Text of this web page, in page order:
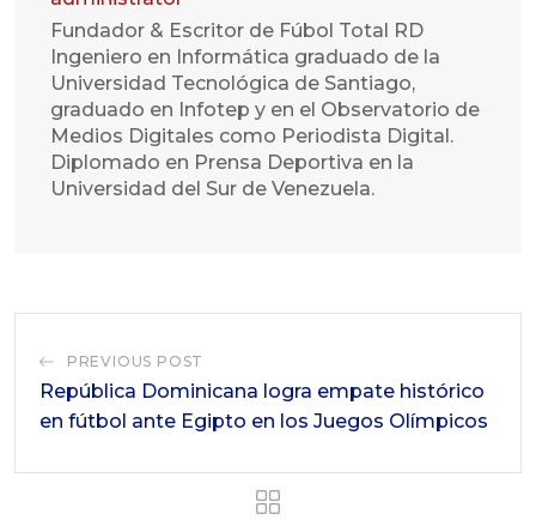
Fundador & Escritor de Fúbol Total RD
Ingeniero en Informática graduado de la
Universidad Tecnológica de Santiago,
graduado en Infotep y en el Observatorio de
Medios Digitales como Periodista Digital.
Diplomado en Prensa Deportiva en la
Universidad del Sur de Venezuela.
PREVIOUS POST
República Dominicana logra empate histórico
en fútbol ante Egipto en los Juegos Olímpicos